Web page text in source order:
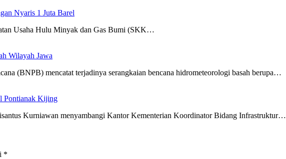
Nyaris 1 Juta Barel
Usaha Hulu Minyak dan Gas Bumi (SKK…
Wilayah Jawa
(BNPB) mencatat terjadinya serangkaian bencana hidrometeorologi basah berupa…
Pontianak Kijing
Kurniawan menyambangi Kantor Kementerian Koordinator Bidang Infrastruktur…
*